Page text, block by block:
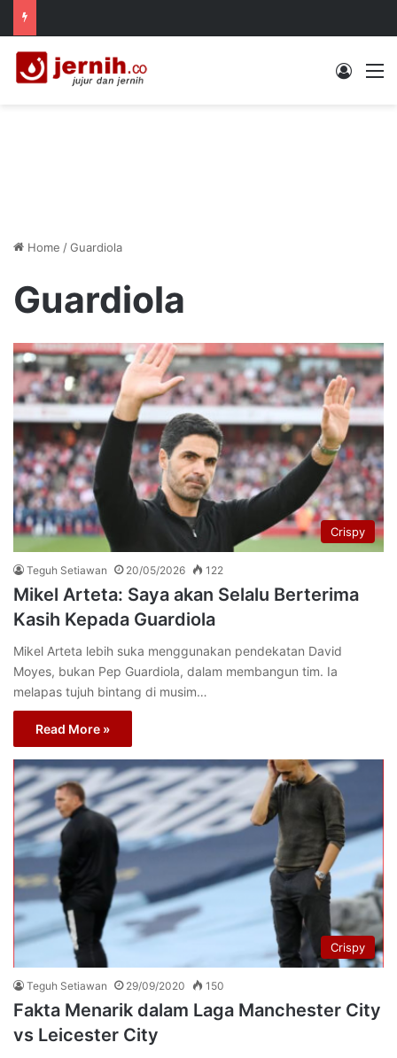
Log In
Home /Guardiola
Guardiola
Crispy
Teguh Setiawan 20/05/2026 122
Mikel Arteta: Saya akan Selalu Berterima
Kasih Kepada Guardiola
Mikel Arteta lebih suka menggunakan pendekatan David
Moyes, bukan Pep Guardiola, dalam membangun tim. Ia
melapas tujuh bintang di musim…
Read More »
Crispy
Teguh Setiawan 29/09/2020 150
Fakta Menarik dalam Laga Manchester City
vs Leicester City